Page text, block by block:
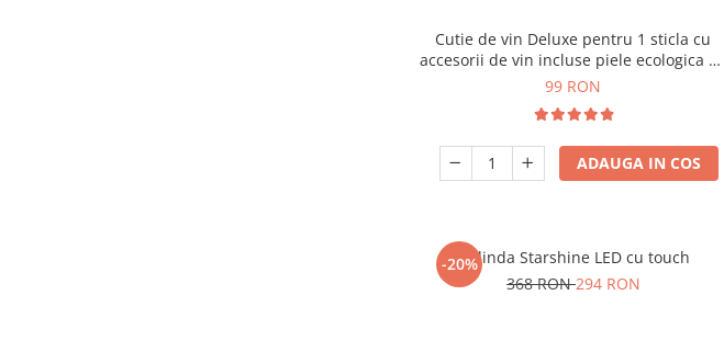
Cutie de vin Deluxe pentru 1 sticla cu
accesorii de vin incluse piele ecologica de
crocodil
99 RON
ADAUGA IN COS
-20%
Oglinda Starshine LED cu touch
368 RON294 RON